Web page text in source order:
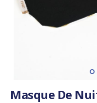
Masque De